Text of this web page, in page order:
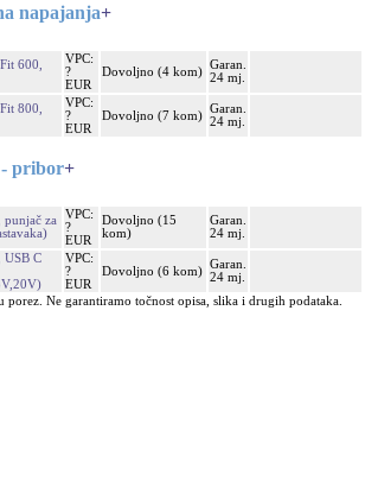
napajanja+
600,
VPC:
?
EUR
Dovoljno (4 kom)
Garan.
24 mj.
800,
VPC:
?
EUR
Dovoljno (7 kom)
Garan.
24 mj.
pribor+
punjač za
VPC:
?
EUR
Dovoljno (15
kom)
Garan.
24 mj.
USB C
VPC:
?
EUR
Dovoljno (6 kom)
Garan.
24 mj.
porez. Ne garantiramo točnost opisa, slika i drugih podataka.